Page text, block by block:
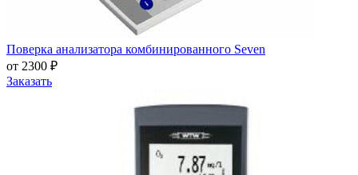
Поверка анализатора комбинированного Seven
от 2300 ₽
Заказать